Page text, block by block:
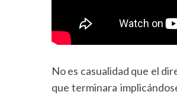
No es casualidad que el
que terminara